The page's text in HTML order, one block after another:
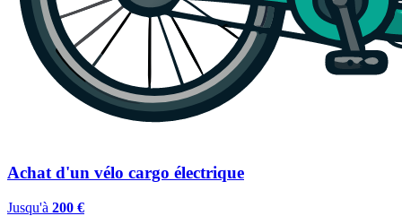
Achat d'un vélo cargo électrique
Jusqu'à 200 €